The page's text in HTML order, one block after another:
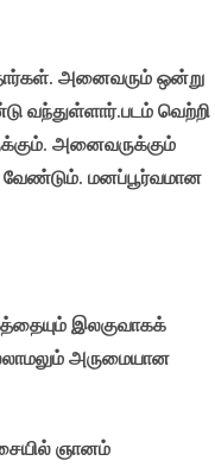
அனைவரும் ஒன்று
வந்துள்ளார்.படம் வெற்றி
அனைவருக்கும்
வேண்டும். மனப்பூர்வமான
இலகுவாகக்
அருமையான
ஞானம்